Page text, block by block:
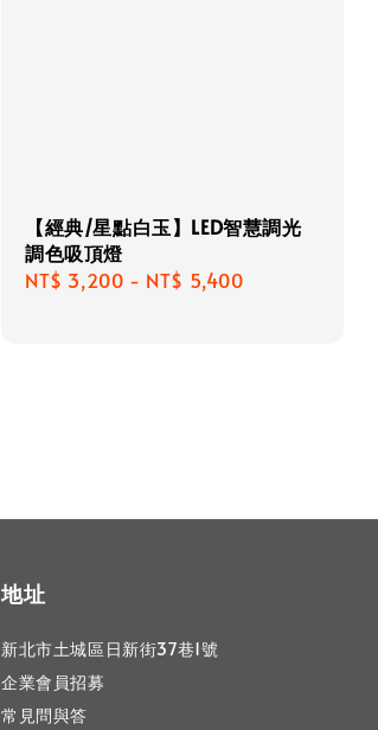
【經典/星點白玉】LED智慧調光
調色吸頂燈
Regular
NT$ 3,200 - NT$ 5,400
地址
新北市土城區日新街37巷1號
企業會員招募
常見問與答